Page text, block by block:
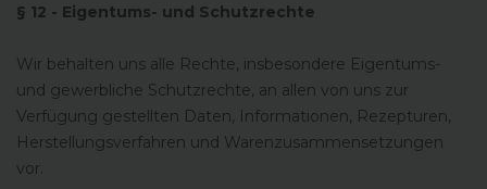
§ 12 - Eigentums- und Schutzrechte
Wir behalten uns alle Rechte, insbesondere Eigentums-
und gewerbliche Schutzrechte, an allen von uns zur
Verfügung gestellten Daten, Informationen, Rezepturen,
Herstellungsverfahren und Warenzusammensetzungen
vor.